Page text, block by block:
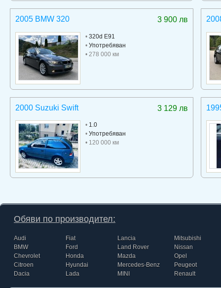
3 900 лв
2005 BMW 320
• 320d E91
• Употребяван
• 278 000 км
3 129 лв
2000 Suzuki Swift
• 1.0
• Употребяван
• 120 000 км
Обяви по производител:
Audi
BMW
Chevrolet
Citroen
Dacia
Fiat
Ford
Honda
Hyundai
Lada
Lancia
Land Rover
Mazda
Mercedes-Benz
MINI
Mitsubishi
Nissan
Opel
Peugeot
Renault